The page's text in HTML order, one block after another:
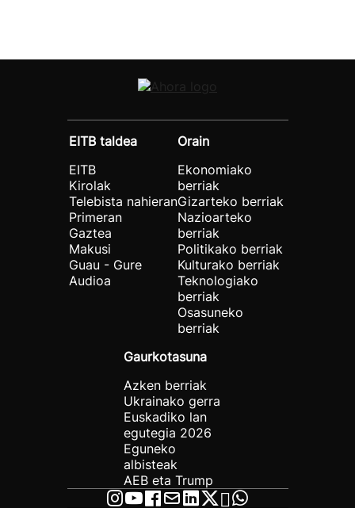
EITB taldea
EITB
Kirolak
Telebista nahieran
Primeran
Gaztea
Makusi
Guau - Gure
Audioa
Orain
Ekonomiako
berriak
Gizarteko berriak
Nazioarteko
berriak
Politikako berriak
Kulturako berriak
Teknologiako
berriak
Osasuneko
berriak
Gaurkotasuna
Azken berriak
Ukrainako gerra
Euskadiko lan
egutegia 2026
Eguneko
albisteak
AEB eta Trump